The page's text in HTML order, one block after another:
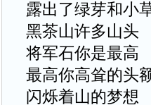
露出了绿芽和小
黑茶山许多山头
将军石你是最高
最高你高耸的头
闪烁着山的梦想